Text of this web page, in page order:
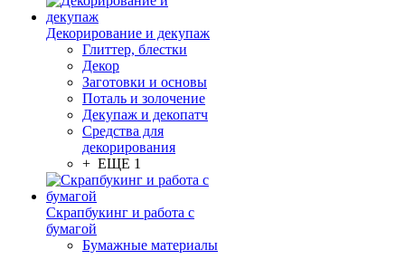
Декорирование и декупаж
Глиттер, блестки
Декор
Заготовки и основы
Поталь и золочение
Декупаж и декопатч
Средства для
декорирования
+ ЕЩЕ 1
Скрапбукинг и работа с
бумагой
Бумажные материалы